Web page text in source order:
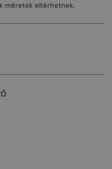
méretek eltérhetnek.